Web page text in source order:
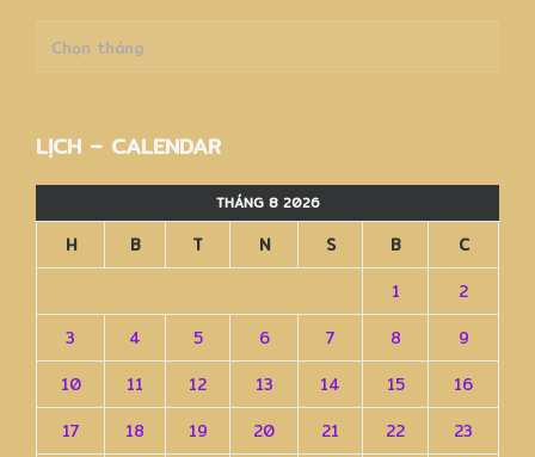
trữ
LỊCH – CALENDAR
THÁNG 8 2026
H B T N S B
C
1
2
3
4 5 6 7 8
9
10
11 12 13 14 15
16
17
18 19 20 21 22
23